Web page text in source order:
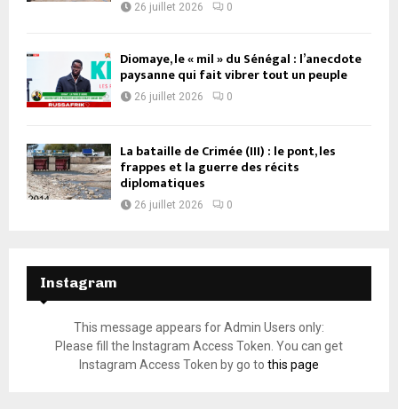
26 juillet 2026 0
Diomaye, le « mil » du Sénégal : l’anecdote
paysanne qui fait vibrer tout un peuple
26 juillet 2026 0
La bataille de Crimée (III) : le pont, les
frappes et la guerre des récits
diplomatiques
26 juillet 2026 0
Instagram
This message appears for Admin Users only:
Please fill the Instagram Access Token. You can get
Instagram Access Token by go to this page